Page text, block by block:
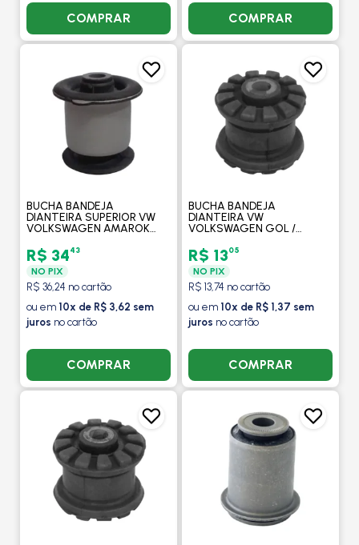
COMPRAR COMPRAR
BUCHA BANDEJA
DIANTEIRA SUPERIOR VW
VOLKSWAGEN AMAROK
MOBENSANI
R$ 3443
NO PIX
R$ 36,24 no cartão
ou em 10x de R$ 3,62 sem
juros no cartão
COMPRAR
BUCHA BANDEJA
DIANTEIRA VW
VOLKSWAGEN GOL /
PASSAT 1983 A 1989 /
SAVEIRO 1982 A 1996 -
MOBENSANI
R$ 1305
NO PIX
R$ 13,74 no cartão
ou em 10x de R$ 1,37 sem
juros no cartão
COMPRAR